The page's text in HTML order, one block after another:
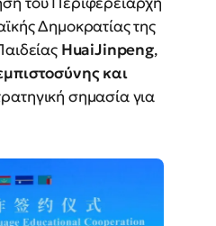
Δημοκρατίας της
HuaiJinpeng,
και
σημασία για